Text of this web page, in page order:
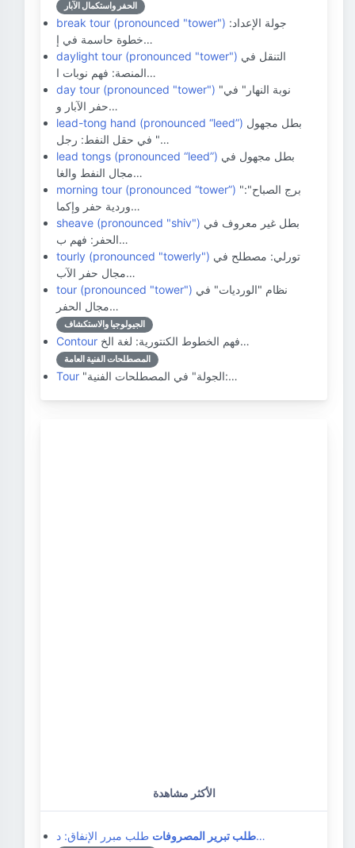
الحفر واستكمال الآبار
break tour (pronounced "tower")
خطوة حاسمة في إ…
daylight tour (pronounced "tower")
المنصة: فهم نوبات ا…
day tour (pronounced "tower") "نوبة النهار" في
حفر الآبار و…
lead-tong hand (pronounced “leed”)
في حقل النفط: رجل "…
lead tongs (pronounced “leed”)
مجال النفط والغا…
morning tour (pronounced “tower”) "برج الصباح":
وردية حفر وإكما…
sheave (pronounced "shiv")
الحفر: فهم ب…
tourly (pronounced "towerly")
مجال حفر الآب…
tour (pronounced "tower")
مجال الحفر…
الجيولوجيا والاستكشاف
Contour فهم الخطوط الكنتورية: لغة الخ…
المصطلحات الفنية العامة
Tour "الجولة" في المصطلحات الفنية:…
الأكثر مشاهدة
طلب تبرير المصروفاتطلب مبرر الإنفاق: د…